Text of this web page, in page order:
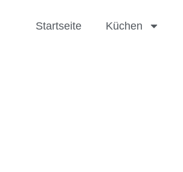
Startseite Küchen